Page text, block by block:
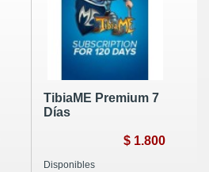
TibiaME Premium 7
Días
$ 1.800
Disponibles